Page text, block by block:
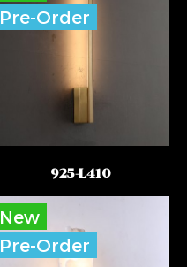
Pre-Order
925-L410
New
Pre-Order